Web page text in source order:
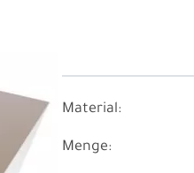
Material:
Menge: